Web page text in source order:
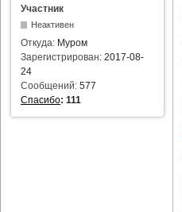
Участник
Неактивен
Откуда: Муром
Зарегистрирован: 2017-08-
24
Сообщений: 577
Спасибо: 111